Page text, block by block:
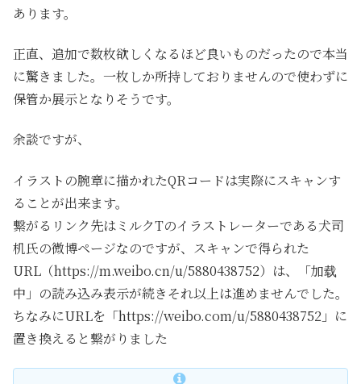
あります。
正直、追加で数枚欲しくなるほど良いものだったので本当
に驚きました。一枚しか所持しておりませんので使わずに
保管か展示となりそうです。
余談ですが、
イラストの腕章に描かれたQRコードは実際にスキャンす
ることが出来ます。
繋がるリンク先はミルクTのイラストレーターである犬司
机氏の微博ページなのですが、スキャンで得られた
URL（https://m.weibo.cn/u/5880438752）は、「加载
中」の読み込み表示が続きそれ以上は進めませんでした。
ちなみにURLを「https://weibo.com/u/5880438752」に
置き換えると繋がりました